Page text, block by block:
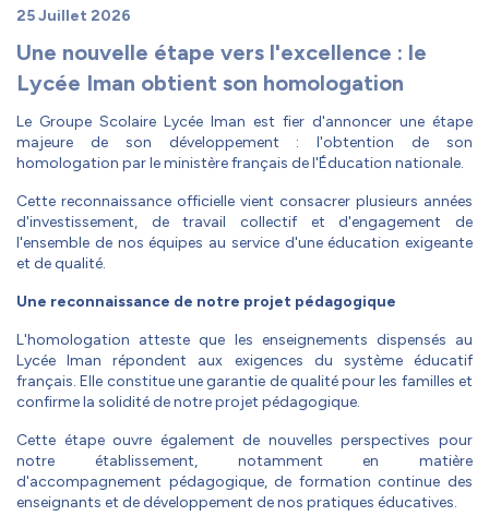
Une nouvelle étape vers l'excellence : le
Lycée Iman obtient son homologation
25 Juillet 2026
Le Groupe Scolaire Lycée Iman est fier d'annoncer une étape
majeure de son développement : l'obtention de son
homologation par le ministère français de l'Éducation nationale.
Cette reconnaissance officielle vient consacrer plusieurs années
d'investissement, de travail collectif et d'engagement de
l'ensemble de nos équipes au service d'une éducation exigeante
et de qualité.
Une reconnaissance de notre projet pédagogique
L'homologation atteste que les enseignements dispensés au
Lycée Iman répondent aux exigences du système éducatif
français. Elle constitue une garantie de qualité pour les familles et
confirme la solidité de notre projet pédagogique.
Cette étape ouvre également de nouvelles perspectives pour
notre établissement, notamment en matière
d'accompagnement pédagogique, de formation continue des
enseignants et de développement de nos pratiques éducatives.